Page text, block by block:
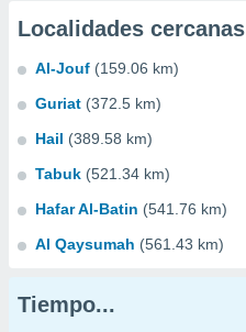
Localidades cercanas
Al-Jouf (159.06 km)
Guriat (372.5 km)
Hail (389.58 km)
Tabuk (521.34 km)
Hafar Al-Batin (541.76 km)
Al Qaysumah (561.43 km)
Tiempo...